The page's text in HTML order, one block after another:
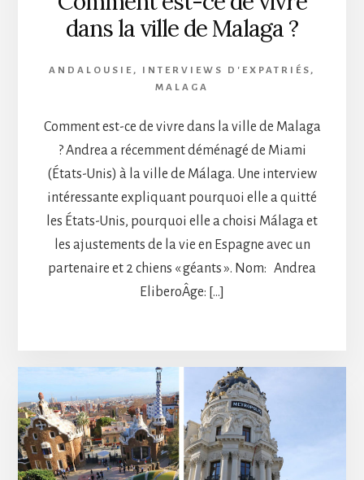
dans la ville de Malaga ?
ANDALOUSIE , INTERVIEWS D'EXPATRIÉS ,
MALAGA
Comment est-ce de vivre dans la ville de Malaga
? Andrea a récemment déménagé de Miami
(États-Unis) à la ville de Málaga. Une interview
intéressante expliquant pourquoi elle a quitté
les États-Unis, pourquoi elle a choisi Málaga et
les ajustements de la vie en Espagne avec un
partenaire et 2 chiens « géants ». Nom: Andrea
EliberoÂge: […]